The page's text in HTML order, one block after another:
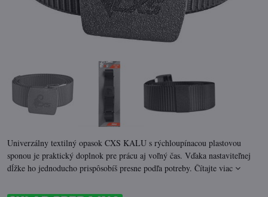
Univerzálny textilný opasok CXS KALU s rýchloupínacou plastovou
sponou je praktický doplnok pre prácu aj voľný čas. Vďaka nastaviteľnej
dĺžke ho jednoducho prispôsobíš presne podľa potreby. Čítajte viac